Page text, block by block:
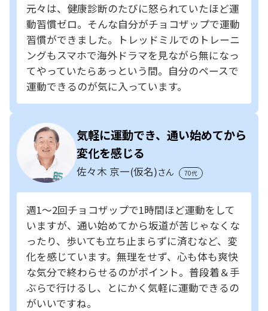
元々は、健康診断のたびに怒られていたほど運
動習慣ゼロ。そんな自分がチョコザップで運動
習慣ができました。トレッドミルでのトレーニ
ングもスマホで海外ドラマを見ながら無になっ
てやっていたらあっという間。自分のペースで
運動できるのが気に入っています。
気軽に運動でき、通い始めてから
変化を感じる
佐々木 京一(仮名)さん 70代
週1～2回チョコザップで1時間ほど運動をして
いますが、通い始めてから坂道が苦じゃなくな
ったり、歩いても立ち止まらずに済むなど、変
化を感じています。無理をせず、心も体も爽快
な気分で終わらせるのがポイント。普段着＆手
ぶらで行けるし、とにかく気軽に運動できるの
がいいですね。